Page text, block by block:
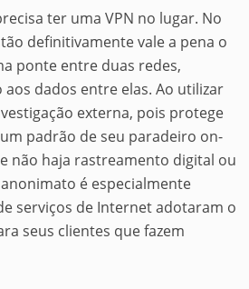
ter uma VPN no lugar. No
definitivamente vale a pena o
ponte entre duas redes,
dados entre elas. Ao utilizar
externa, pois protege
padrão de seu paradeiro on-
não haja rastreamento digital ou
anonimato é especialmente
serviços de Internet adotaram o
seus clientes que fazem